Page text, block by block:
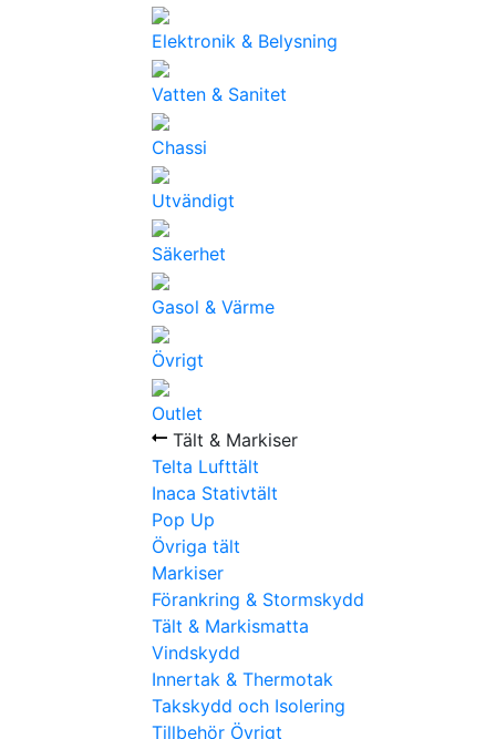
Elektronik & Belysning
Vatten & Sanitet
Chassi
Utvändigt
Säkerhet
Gasol & Värme
Övrigt
Outlet
Tält & Markiser
Telta Lufttält
Inaca Stativtält
Pop Up
Övriga tält
Markiser
Förankring & Stormskydd
Tält & Markismatta
Vindskydd
Innertak & Thermotak
Takskydd och Isolering
Tillbehör Övrigt